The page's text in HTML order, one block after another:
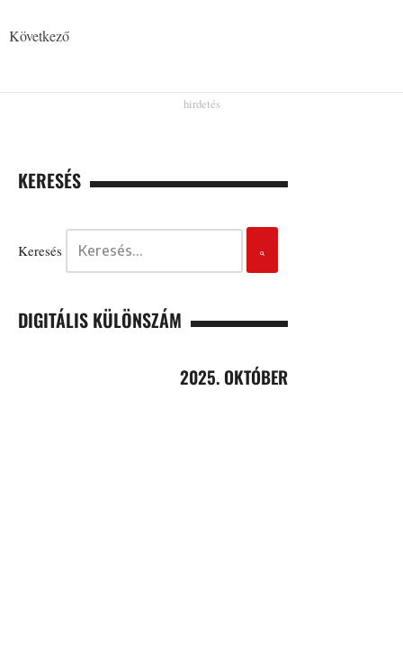
Következő
KERESÉS
Keresés
DIGITÁLIS KÜLÖNSZÁM
2025. OKTÓBER